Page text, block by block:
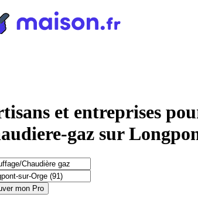
et entreprises
gaz sur
mon Pro